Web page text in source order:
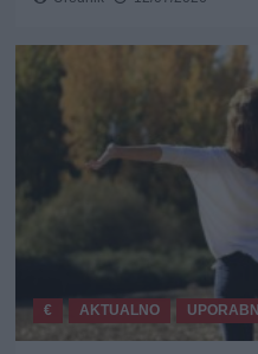
€ AKTUALNO